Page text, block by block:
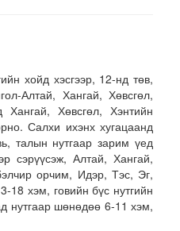
хойд хэсгээр, 12-нд төв,
Алтай, Хангай, Хөвсгөл,
Хангай, Хөвсгөл, Хэнтийн
Салхи ихэнх хугацаанд
талын нутгаар зарим үед
сэрүүсэж, Алтай, Хангай,
орчим, Идэр, Тэс, Эг,
хэм, говийн бүс нутгийн
нутгаар шөнөдөө 6-11 хэм,